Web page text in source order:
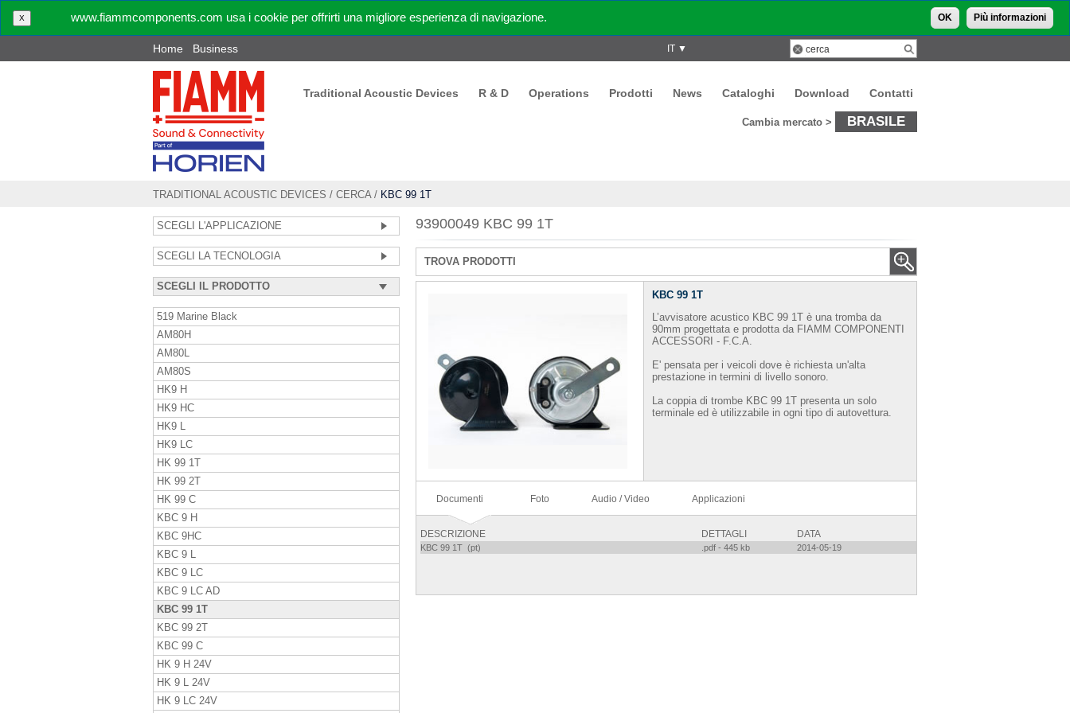
X www.fiammcomponents.com usa i cookie per offrirti una migliore esperienza di navigazione. OK Più informazioni
IT ▼
Home Business
Traditional Acoustic Devices R & D Operations Prodotti News Cataloghi Download Contatti
Cambia mercato > BRASILE
TRADITIONAL ACOUSTIC DEVICES / CERCA/ KBC 99 1T
SCEGLI L'APPLICAZIONE
SCEGLI LA TECNOLOGIA
SCEGLI IL PRODOTTO
519 Marine Black
AM80H
AM80L
AM80S
HK9 H
HK9 HC
HK9 L
HK9 LC
HK 99 1T
HK 99 2T
HK 99 C
KBC 9 H
KBC 9HC
KBC 9 L
KBC 9 LC
KBC 9 LC AD
KBC 99 1T
KBC 99 2T
KBC 99 C
HK 9 H 24V
HK 9 L 24V
HK 9 LC 24V
93900049 KBC 99 1T
TROVA PRODOTTI
KBC 99 1T
L’avvisatore acustico KBC 99 1T è una tromba da
90mm progettata e prodotta da FIAMM COMPONENTI
ACCESSORI - F.C.A.
E' pensata per i veicoli dove è richiesta un'alta
prestazione in termini di livello sonoro.
La coppia di trombe KBC 99 1T presenta un solo
terminale ed è utilizzabile in ogni tipo di autovettura.
Documenti Foto Audio / Video Applicazioni
DESCRIZIONE DETTAGLI DATA
KBC 99 1T (pt) .pdf - 445 kb 2014-05-19